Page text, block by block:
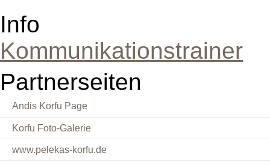
Info
Kommunikationstrainer
Partnerseiten
Andis Korfu Page
Korfu Foto-Galerie
www.pelekas-korfu.de